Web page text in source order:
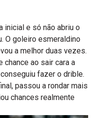
inicial e só não abriu o
O goleiro esmeraldino
a melhor duas vezes.
chance ao sair cara a
fazer o drible.
passou a rondar mais
chances realmente